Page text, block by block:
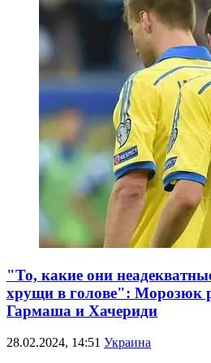
"То, какие они
хрущи в голове": Морозюк
Гармаша и Хачериди
28.02.2024, 14:51 Украина